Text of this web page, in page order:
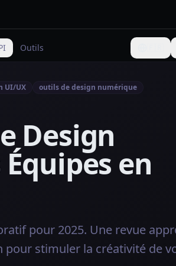
Outils
UI/UX
outils de design numérique
Design
en
pour 2025. Une revue
pour stimuler la créativité de